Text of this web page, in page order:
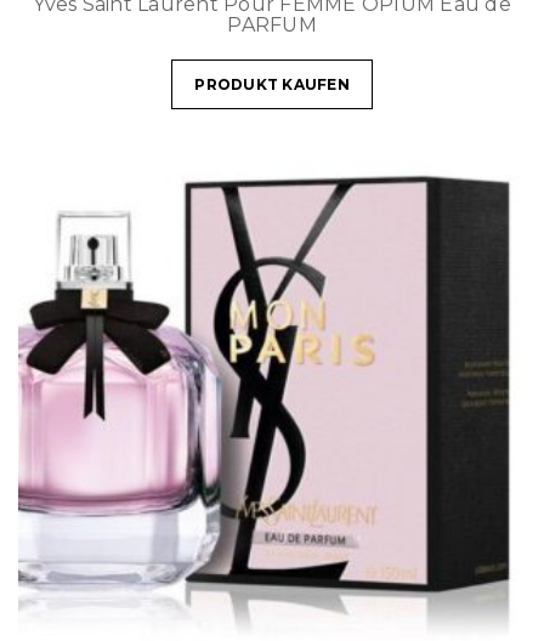
PARFUM
PRODUKT KAUFEN